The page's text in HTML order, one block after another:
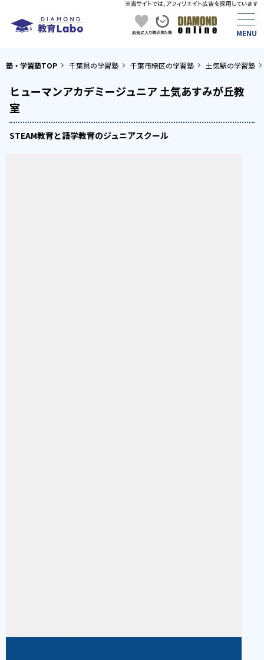
塾・学習塾TOP 千葉県の学習塾 千葉市緑区の学習塾 土気駅の学習塾
ヒューマンアカデミージュニア 土気あすみが丘教
室
STEAM教育と語学教育のジュニアスクール